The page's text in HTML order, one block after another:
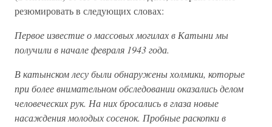
резюмировать в следующих словах:
Первое известие о массовых могилах в Катыни мы
получили в начале февраля 1943 года.
В катынском лесу были обнаружены холмики, которые
при более внимательном обследовании оказались делом
человеческих рук. На них бросались в глаза новые
насаждения молодых сосенок. Пробные раскопки в